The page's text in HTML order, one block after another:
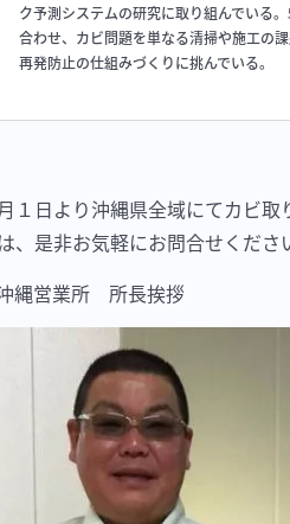
ク予測システムの研究に取り組んでいる
合わせ、カビ問題を単なる清掃や施工の
再発防止の仕組みづくりに挑んでいる。
１日より沖縄県全域にてカビ
、是非お気軽にお問合せくださ
縄営業所 所長挨拶